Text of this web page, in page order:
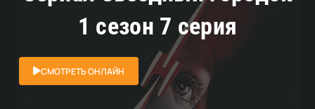
1 сезон 7 серия
СМОТРЕТЬ ОНЛАЙН